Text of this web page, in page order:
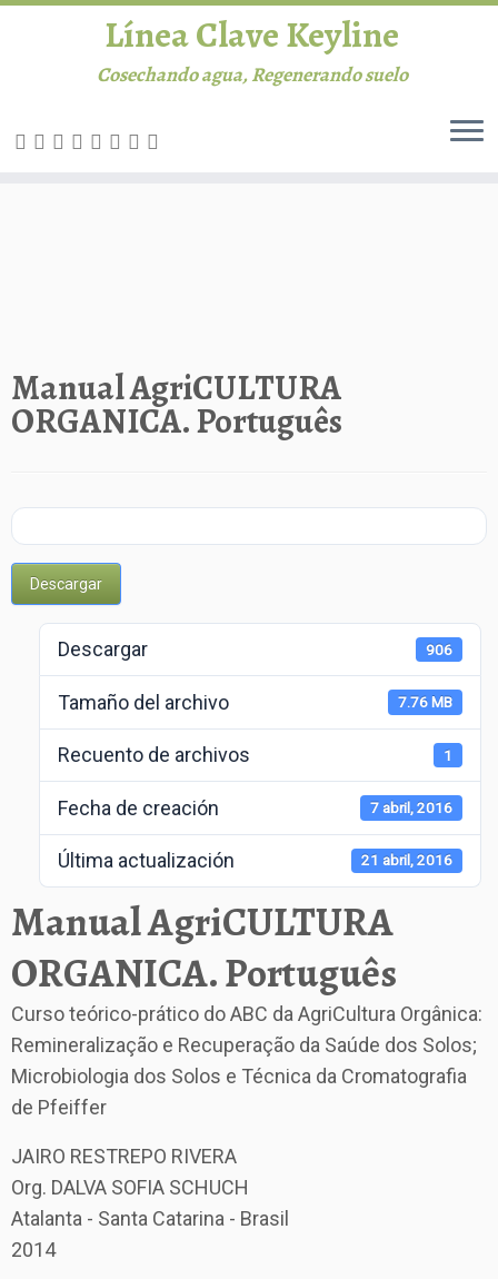
Línea Clave Keyline
Cosechando agua, Regenerando suelo
Ganadería
Enlaces
Contacto
Manual AgriCULTURA
ORGANICA. Português
Descargar
Descargar 906
Tamaño del archivo 7.76 MB
Recuento de archivos 1
Fecha de creación 7 abril, 2016
Última actualización 21 abril, 2016
Manual AgriCULTURA
ORGANICA. Português
Curso teórico-prático do ABC da AgriCultura Orgânica:
Remineralização e Recuperação da Saúde dos Solos;
Microbiologia dos Solos e Técnica da Cromatografia
de Pfeiffer
JAIRO RESTREPO RIVERA
Org. DALVA SOFIA SCHUCH
Atalanta - Santa Catarina - Brasil
2014